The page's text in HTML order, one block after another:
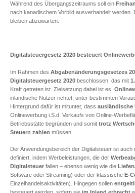
Während des Übergangszeitraums soll ein
nach kanadischem Vorbild ausverhandelt werden.
bleiben abzuwarten.
Digitalsteuergesetz 2020 besteuert
Im Rahmen des Abgabenänderungsgesetzes
Digitalsteuergesetz 2020 beschlossen, das mit
Kraft getreten ist. Zielsetzung dabei ist es,
inländische Nutzer richtet, unter bestimmten
Hintergrund dafür ist mitunter, dass ausländische
Onlinewerbung i.S.d. Verkaufs von Online-
Betriebsstätte begründen und somit trotz
Steuern zahlen müssen.
Der Anwendungsbereich der Digitalsteuer ist
definiert, indem Werbeleistungen, die der
Digitalsteuer fallen – ebenso wenig wie die
Software oder Streaming) oder der klassische E-
Einzelhandelsaktivitäten). Hingegen sollen